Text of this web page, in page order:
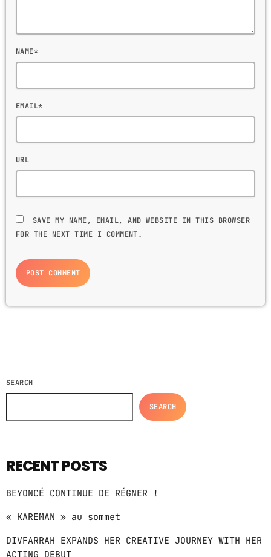
NAME*
EMAIL*
URL
SAVE MY NAME, EMAIL, AND WEBSITE IN THIS BROWSER
FOR THE NEXT TIME I COMMENT.
SEARCH
SEARCH
RECENT POSTS
BEYONCÉ CONTINUE DE RÉGNER !
« KAREMAN » au sommet
DIVFARRAH EXPANDS HER CREATIVE JOURNEY WITH HER